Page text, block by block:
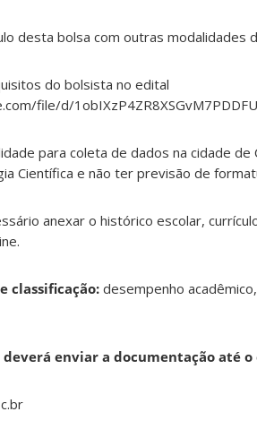
desta bolsa com outras modalidades
do bolsista no edital
file/d/
para coleta de dados na cidade
Científica e não ter previsão de
anexar o histórico escolar,
classificação: desempenho
enviar a documentação até o